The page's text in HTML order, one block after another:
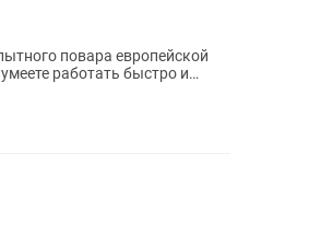
работать быстро и